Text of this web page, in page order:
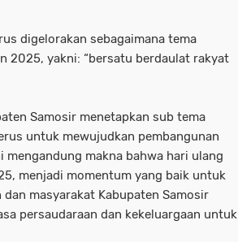
digelorakan sebagaimana tema
2025, yakni: “bersatu berdaulat rakyat
Samosir menetapkan sub tema
untuk mewujudkan pembangunan
makna bahwa hari ulang
menjadi momentum yang baik untuk
masyarakat Kabupaten Samosir
persaudaraan dan kekeluargaan untuk